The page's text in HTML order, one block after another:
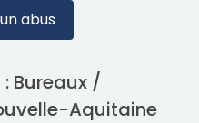
abus
Bureaux /
Aquitaine